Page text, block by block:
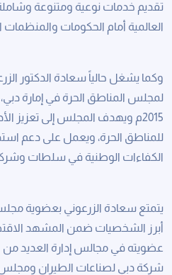
ﺗﻘﺪﻳﻢ ﺧﺪﻣﺎت ﻧﻮﻋﻴﺔ وﻣﺘﻨﻮﻋﺔ
اﻟﻌﺎﻟﻤﻴﺔ أﻣﺎم اﻟﺤﻜﻮﻣﺎت واﻟﻤﻨﻈﻤﺎت
وﻛﻤﺎ ﻳﺸﻐﻞ حالياً ﺳﻌﺎدة الدكتور
ﻟﻤﺠﻠﺲ اﻟﻤﻨﺎﻃﻖ اﻟﺤﺮة ﻓﻲ إمارة
2015م ويهدف المجلس إلى تعزيز
للمناطق الحرة، ويعمل على دعم
الكفاءات الوطنية في سلطات
ﻳﺘﻤﺘﻊ ﺳﻌﺎدة اﻟﺰرﻋﻮﻧﻲ ﺑﻌﻀﻮﻳﺔ
أﺑﺮز اﻟﺸﺨﺼﻴﺎت ﺿﻤﻦ اﻟﻤﺸﻬﺪ
ﻋﻀﻮﻳﺘﻪ ﻓﻲ ﻣﺠﺎﻟﺲ إدارة اﻟﻌﺪﻳﺪ ﻣﻦ
ﺷﺮﻛﺔ دﺑﻲ ﻟﺼﻨﺎﻋﺎت اﻟﻄﻴﺮان وﻣﺠﻠﺲ